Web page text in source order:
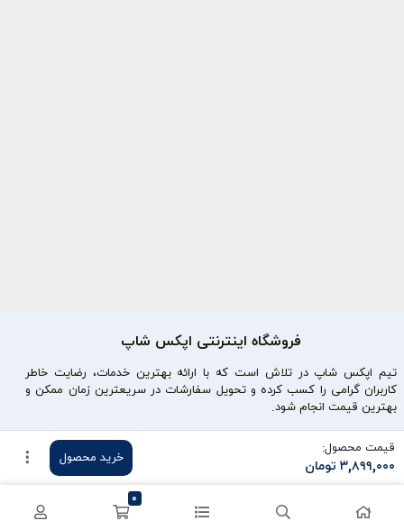
قیمت محصول:
تومان ۳,۸۹۹,۰۰۰
خرید محصول
فروشگاه اینترنتی اپکس شاپ
تیم اپکس شاپ در تلاش است که با ارائه بهترین خدمات، رضایت خاطر
کاربران گرامی را کسب کرده و تحویل سفارشات در سریعترین زمان ممکن و
بهترین قیمت انجام شود.
محصولات محبوب
سی پی کالاف
کریستال گنشین
دسترسی سریع
حساب کاربری
سفارشات
0